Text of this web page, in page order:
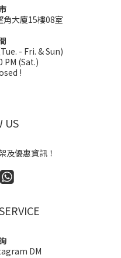
角大廈15樓08室
- Fri. & Sun)
PM (Sat.)
!
US
及優惠資訊！
DM